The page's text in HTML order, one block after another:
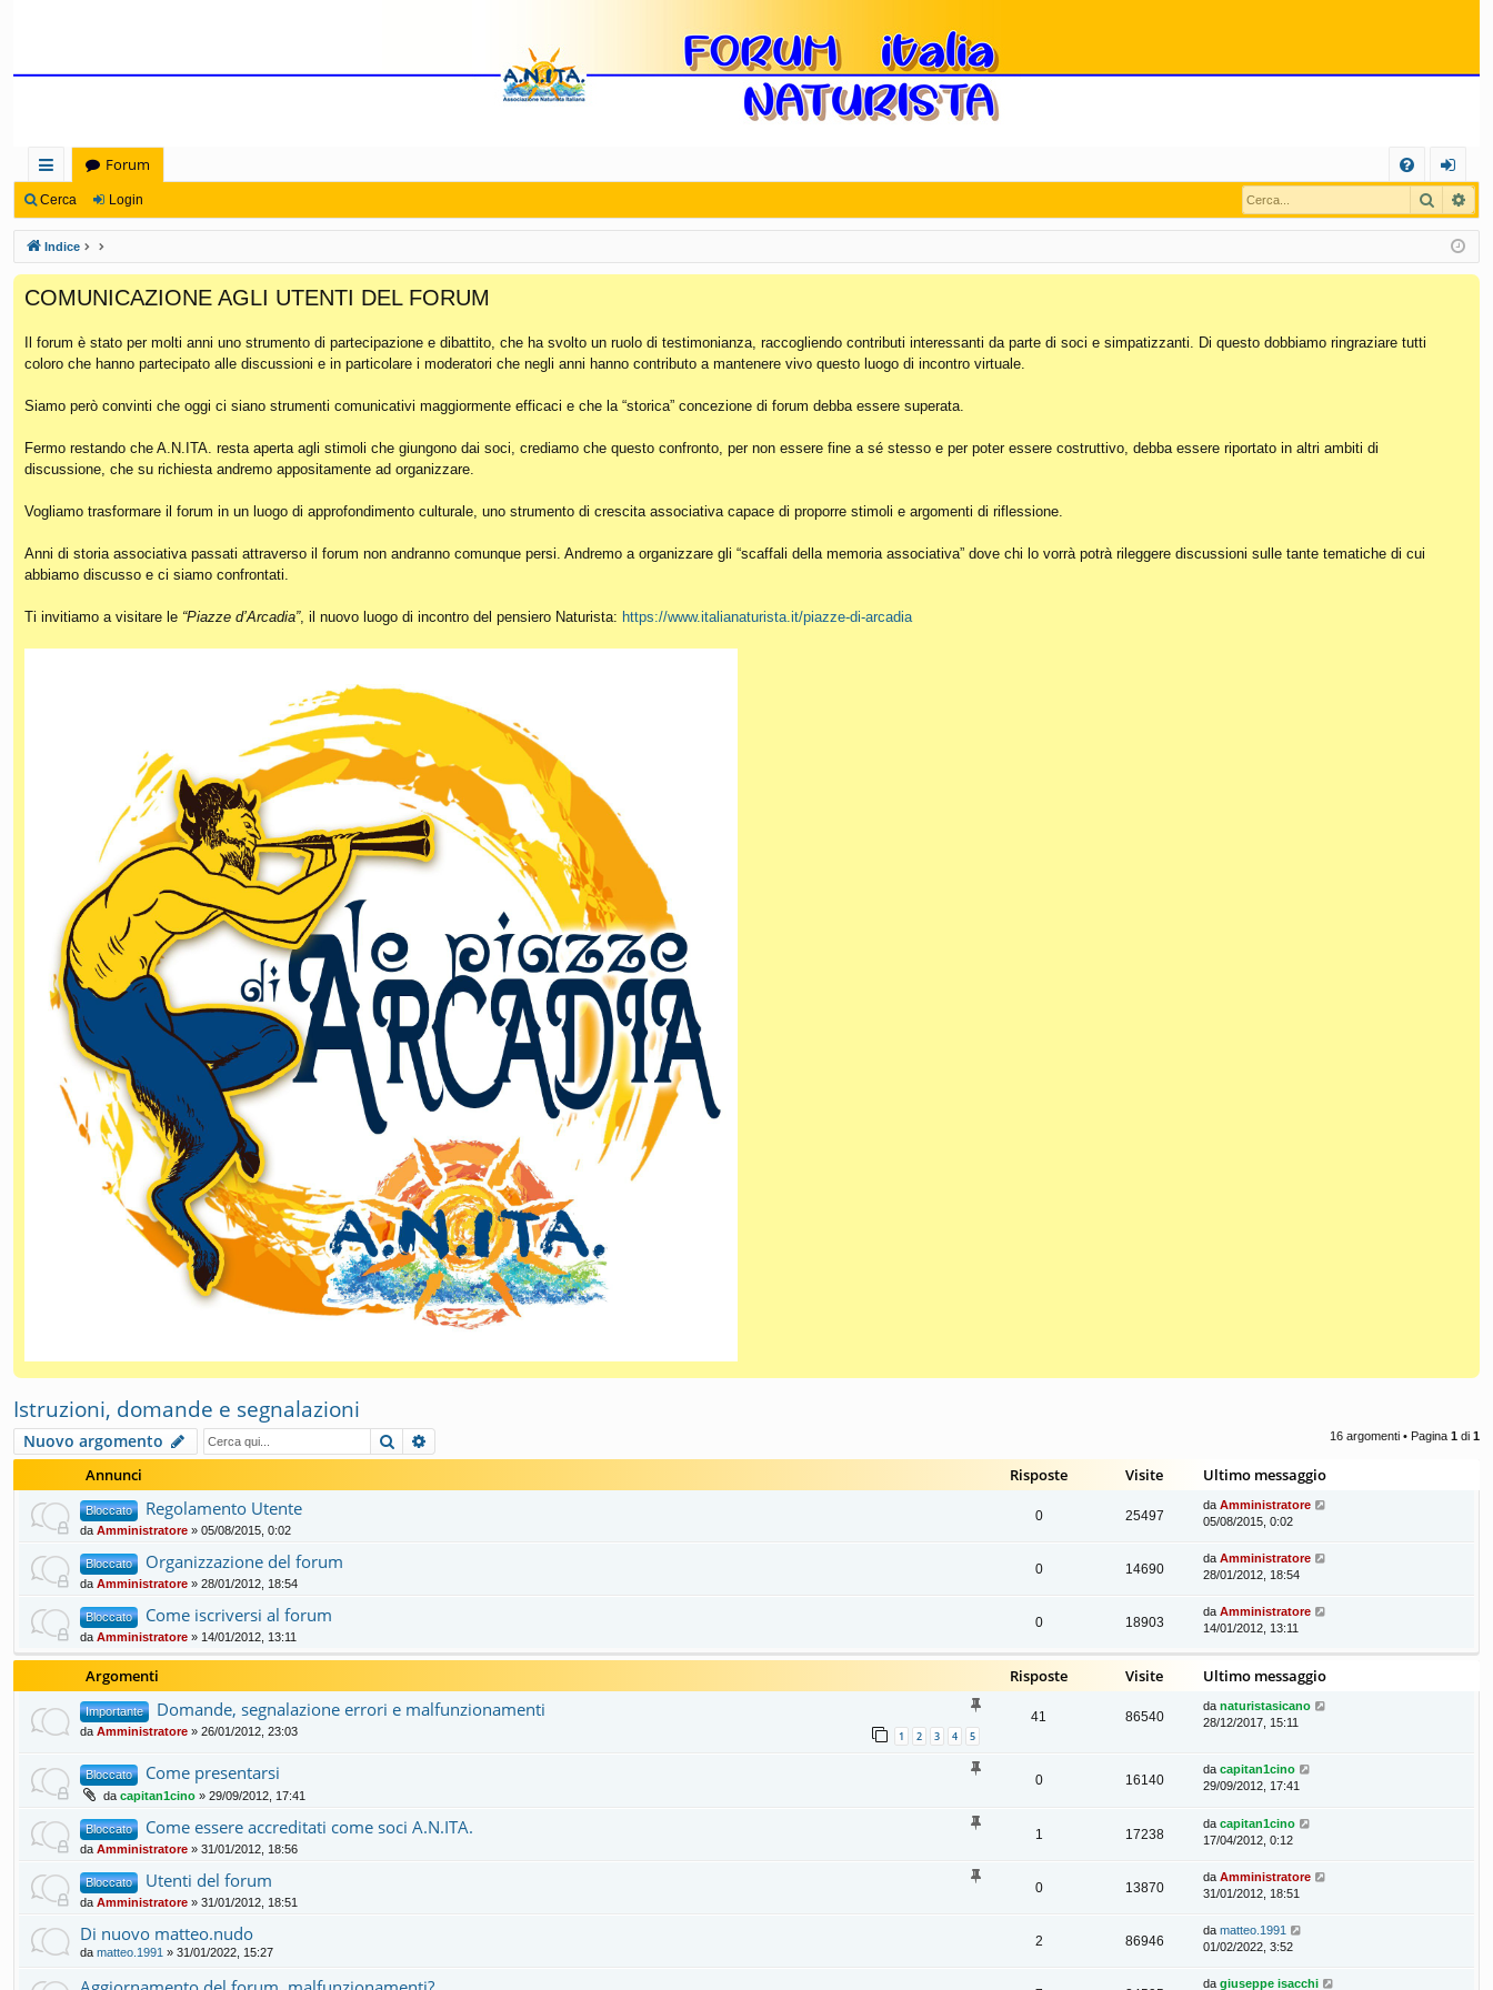
oll
eg
a
m
en
ti
Ra
di
Forum
Q
og
in
Cerca Login Cerca
Indice
COMUNICAZIONE AGLI UTENTI DEL FORUM
Il forum è stato per molti anni uno strumento di partecipazione e dibattito, che ha svolto un ruolo di testimonianza, raccogliendo contributi interessanti da parte di soci e simpatizzanti. Di questo dobbiamo ringraziare tutti
coloro che hanno partecipato alle discussioni e in particolare i moderatori che negli anni hanno contributo a mantenere vivo questo luogo di incontro virtuale.
Siamo però convinti che oggi ci siano strumenti comunicativi maggiormente efficaci e che la “storica” concezione di forum debba essere superata.
Fermo restando che A.N.ITA. resta aperta agli stimoli che giungono dai soci, crediamo che questo confronto, per non essere fine a sé stesso e per poter essere costruttivo, debba essere riportato in altri ambiti di
discussione, che su richiesta andremo appositamente ad organizzare.
Vogliamo trasformare il forum in un luogo di approfondimento culturale, uno strumento di crescita associativa capace di proporre stimoli e argomenti di riflessione.
Anni di storia associativa passati attraverso il forum non andranno comunque persi. Andremo a organizzare gli “scaffali della memoria associativa” dove chi lo vorrà potrà rileggere discussioni sulle tante tematiche di cui
abbiamo discusso e ci siamo confrontati.
Ti invitiamo a visitare le “Piazze d’Arcadia”, il nuovo luogo di incontro del pensiero Naturista: https://www.italianaturista.it/piazze-di-arcadia
Istruzioni, domande e segnalazioni
Nuovo argomento Cerca 16 argomenti • Pagina 1 di 1
Annunci Risposte Visite Ultimo messaggio
Bloccato Regolamento Utente
da Amministratore » 05/08/2015, 0:02
0 25497
da Amministratore
05/08/2015, 0:02
Bloccato Organizzazione del forum
da Amministratore » 28/01/2012, 18:54
0 14690
da Amministratore
28/01/2012, 18:54
Bloccato Come iscriversi al forum
da Amministratore » 14/01/2012, 13:11
0 18903
da Amministratore
14/01/2012, 13:11
Argomenti Risposte Visite Ultimo messaggio
Importante Domande, segnalazione errori e malfunzionamenti
da Amministratore » 26/01/2012, 23:03 1 2 3 4 5
41 86540
da naturistasicano
28/12/2017, 15:11
Bloccato Come presentarsi
da capitan1cino » 29/09/2012, 17:41
0 16140
da capitan1cino
29/09/2012, 17:41
Bloccato Come essere accreditati come soci A.N.ITA.
da Amministratore » 31/01/2012, 18:56
1 17238
da capitan1cino
17/04/2012, 0:12
Bloccato Utenti del forum
da Amministratore » 31/01/2012, 18:51
0 13870
da Amministratore
31/01/2012, 18:51
Di nuovo matteo.nudo
da matteo.1991 » 31/01/2022, 15:27
2 86946
da matteo.1991
01/02/2022, 3:52
da giuseppe isacchi